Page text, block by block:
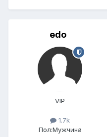
edo
VIP
1.7k
Пол:Мужчина